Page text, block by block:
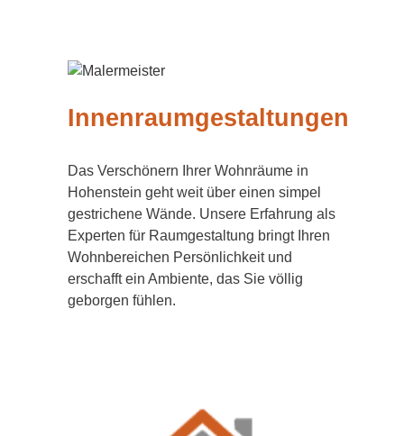
Innenraumgestaltungen
Das Verschönern Ihrer Wohnräume in
Hohenstein geht weit über einen simpel
gestrichene Wände. Unsere Erfahrung als
Experten für Raumgestaltung bringt Ihren
Wohnbereichen Persönlichkeit und
erschafft ein Ambiente, das Sie völlig
geborgen fühlen.